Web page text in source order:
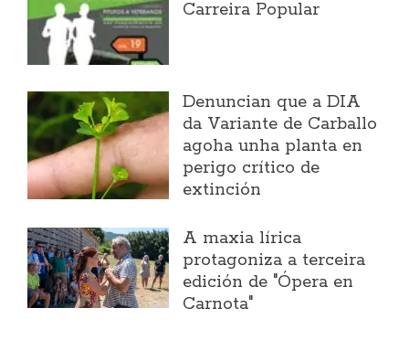
Carreira Popular
Denuncian que a DIA
da Variante de Carballo
agoha unha planta en
perigo crítico de
extinción
A maxia lírica
protagoniza a terceira
edición de "Ópera en
Carnota"